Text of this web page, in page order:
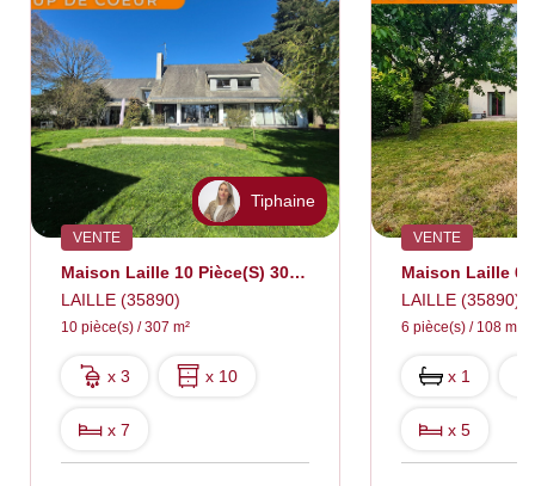
Tiphaine
VENTE
Maison Laille 10 Pièce(s) 307m²
LAILLE (35890)
10 pièce(s) / 307 m²
x 3 x 10
x 7
VENTE
Maison Laille 6
LAILLE (35890)
6 pièce(s) / 108 m²
x 1
x 5